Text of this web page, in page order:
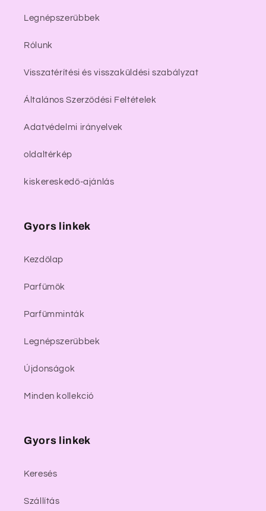
Legnépszerűbbek
Rólunk
Visszatérítési és visszaküldési szabályzat
Általános Szerződési Feltételek
Adatvédelmi irányelvek
oldaltérkép
kiskereskedő-ajánlás
Gyors linkek
Kezdőlap
Parfümök
Parfümminták
Legnépszerűbbek
Újdonságok
Minden kollekció
Gyors linkek
Keresés
Szállítás